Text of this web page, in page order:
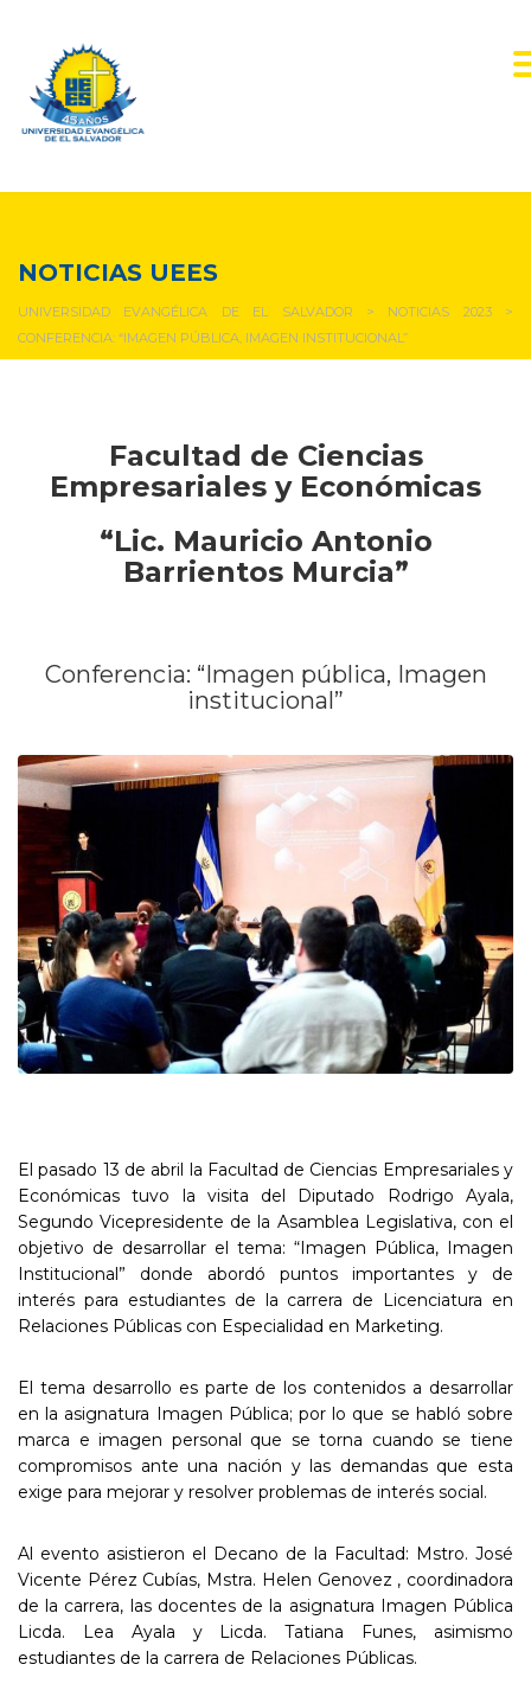
NOTICIAS UEES
UNIVERSIDAD EVANGÉLICA DE EL SALVADOR > NOTICIAS 2023>
CONFERENCIA: “IMAGEN PÚBLICA, IMAGEN INSTITUCIONAL”
Facultad de Ciencias
Empresariales y Económicas
“Lic. Mauricio Antonio
Barrientos Murcia”
Conferencia: “Imagen pública, Imagen
institucional”
El pasado 13 de abril la Facultad de Ciencias Empresariales y
Económicas tuvo la visita del Diputado Rodrigo Ayala,
Segundo Vicepresidente de la Asamblea Legislativa, con el
objetivo de desarrollar el tema: “Imagen Pública, Imagen
Institucional” donde abordó puntos importantes y de
interés para estudiantes de la carrera de Licenciatura en
Relaciones Públicas con Especialidad en Marketing.
El tema desarrollo es parte de los contenidos a desarrollar
en la asignatura Imagen Pública; por lo que se habló sobre
marca e imagen personal que se torna cuando se tiene
compromisos ante una nación y las demandas que esta
exige para mejorar y resolver problemas de interés social.
Al evento asistieron el Decano de la Facultad: Mstro. José
Vicente Pérez Cubías, Mstra. Helen Genovez , coordinadora
de la carrera, las docentes de la asignatura Imagen Pública
Licda. Lea Ayala y Licda. Tatiana Funes, asimismo
estudiantes de la carrera de Relaciones Públicas.